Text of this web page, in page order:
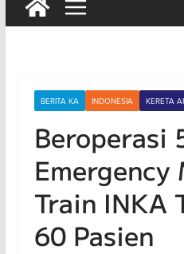
BERITA KA INDONESIA KERETA
Beroperasi
Emergency
Train INKA
60 Pasien